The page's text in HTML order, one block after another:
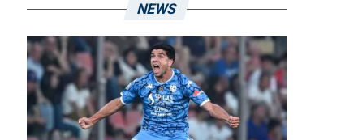
NEWS